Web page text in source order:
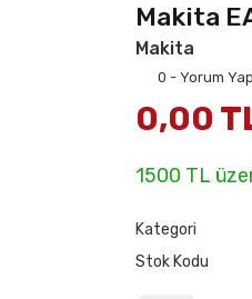
Makita
Makita
0 - Yorum Yap
0,00
1500 TL
Kategori
Stok Kodu